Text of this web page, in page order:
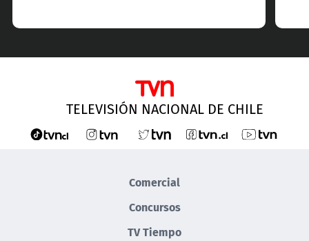
TELEVISIÓN NACIONAL DE CHILE
Comercial
Concursos
TV Tiempo